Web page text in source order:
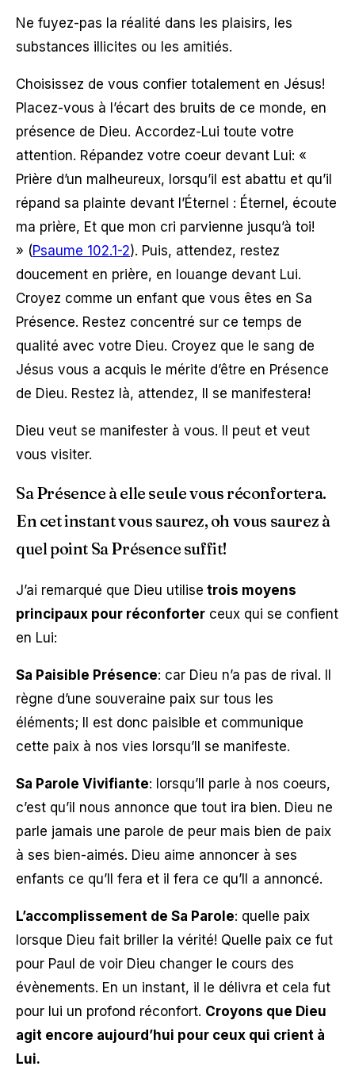
Ne fuyez-pas la réalité dans les plaisirs, les
substances illicites ou les amitiés.
Choisissez de vous confier totalement en Jésus!
Placez-vous à l’écart des bruits de ce monde, en
présence de Dieu. Accordez-Lui toute votre
attention. Répandez votre coeur devant Lui: «
Prière d’un malheureux, lorsqu’il est abattu et qu’il
répand sa plainte devant l’Éternel : Éternel, écoute
ma prière, Et que mon cri parvienne jusqu’à toi!
» (Psaume 102.1-2). Puis, attendez, restez
doucement en prière, en louange devant Lui.
Croyez comme un enfant que vous êtes en Sa
Présence. Restez concentré sur ce temps de
qualité avec votre Dieu. Croyez que le sang de
Jésus vous a acquis le mérite d’être en Présence
de Dieu. Restez là, attendez, Il se manifestera!
Dieu veut se manifester à vous. Il peut et veut
vous visiter.
Sa Présence à elle seule vous réconfortera.
En cet instant vous saurez, oh vous saurez à
quel point Sa Présence suffit!
J’ai remarqué que Dieu utilise trois moyens
principaux pour réconforter ceux qui se confient
en Lui:
Sa Paisible Présence: car Dieu n’a pas de rival. Il
règne d’une souveraine paix sur tous les
éléments; Il est donc paisible et communique
cette paix à nos vies lorsqu’Il se manifeste.
Sa Parole Vivifiante: lorsqu’Il parle à nos coeurs,
c’est qu’il nous annonce que tout ira bien. Dieu ne
parle jamais une parole de peur mais bien de paix
à ses bien-aimés. Dieu aime annoncer à ses
enfants ce qu’Il fera et il fera ce qu’Il a annoncé.
L’accomplissement de Sa Parole: quelle paix
lorsque Dieu fait briller la vérité! Quelle paix ce fut
pour Paul de voir Dieu changer le cours des
évènements. En un instant, il le délivra et cela fut
pour lui un profond réconfort. Croyons que Dieu
agit encore aujourd’hui pour ceux qui crient à
Lui.